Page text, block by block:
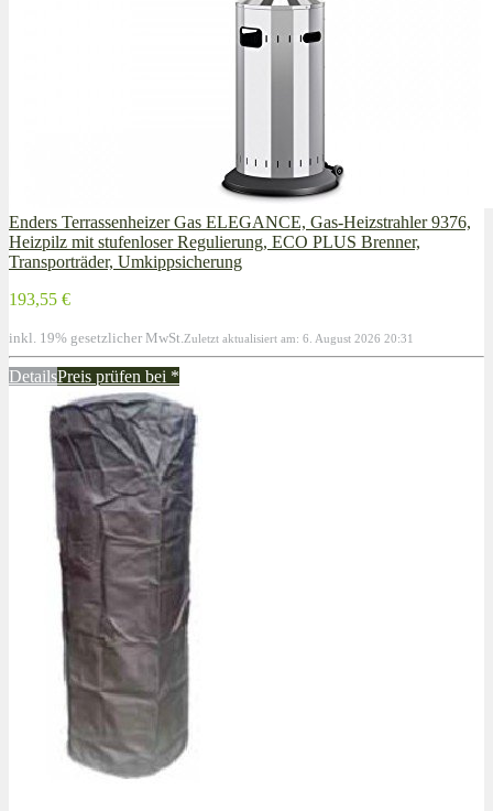
Enders Terrassenheizer Gas ELEGANCE, Gas-Heizstrahler 9376,
Heizpilz mit stufenloser Regulierung, ECO PLUS Brenner,
Transporträder, Umkippsicherung
193,55 €
inkl. 19% gesetzlicher MwSt. Zuletzt aktualisiert am: 6. August 2026 20:31
DetailsPreis prüfen bei *